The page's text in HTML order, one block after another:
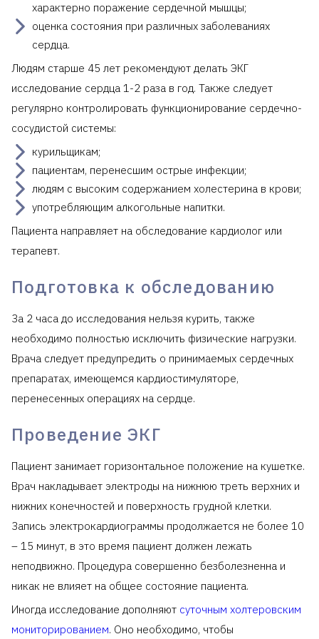
характерно поражение сердечной мышцы;
оценка состояния при различных заболеваниях
сердца.
Людям старше 45 лет рекомендуют делать ЭКГ
исследование сердца 1-2 раза в год. Также следует
регулярно контролировать функционирование сердечно-
сосудистой системы:
курильщикам;
пациентам, перенесшим острые инфекции;
людям с высоким содержанием холестерина в крови;
употребляющим алкогольные напитки.
Пациента направляет на обследование кардиолог или
терапевт.
Подготовка к обследованию
За 2 часа до исследования нельзя курить, также
необходимо полностью исключить физические нагрузки.
Врача следует предупредить о принимаемых сердечных
препаратах, имеющемся кардиостимуляторе,
перенесенных операциях на сердце.
Проведение ЭКГ
Пациент занимает горизонтальное положение на кушетке.
Врач накладывает электроды на нижнюю треть верхних и
нижних конечностей и поверхность грудной клетки.
Запись электрокардиограммы продолжается не более 10
– 15 минут, в это время пациент должен лежать
неподвижно. Процедура совершенно безболезненна и
никак не влияет на общее состояние пациента.
Иногда исследование дополняют суточным холтеровским
мониторированием. Оно необходимо, чтобы